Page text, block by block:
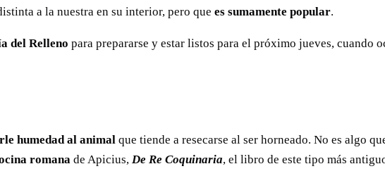
a la nuestra en su interior, pero que es sumamente popular.
del Relleno para prepararse y estar listos para el próximo jueves, cuando
humedad al animal que tiende a resecarse al ser horneado. No es algo
romana de Apicius, De Re Coquinaria, el libro de este tipo más